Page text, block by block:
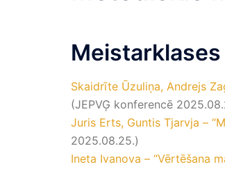
Skaidrīte Ūzuliņa, Andrejs
(JEPVĢ konferencē
Juris Erts, Guntis Tjarvja – “
2025.08.25.)
Ineta Ivanova – “Vērtēšana